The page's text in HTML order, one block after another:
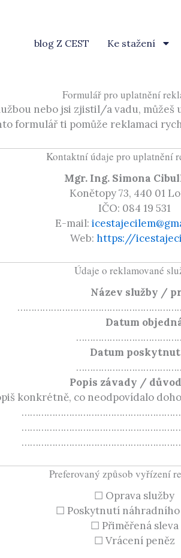
blog Z CEST Ke stažení
Formulář pro uplatnění
nebo jsi zjistil/a vadu, můžeš
formulář ti pomůže reklamaci
Kontaktní údaje pro uplatnění
Mgr. Ing. Simona
Konětopy 73, 440 01
IČO: 084 19 531
E-mail:
Web: https://
Údaje o reklamované
Název služby /
Datum
Datum
Popis závady /
konkrétně, co neodpovídalo
Preferovaný způsob vyřízení
☐ Oprava služby
☐ Poskytnutí
☐ Přiměřená sleva
☐ Vrácení peněz